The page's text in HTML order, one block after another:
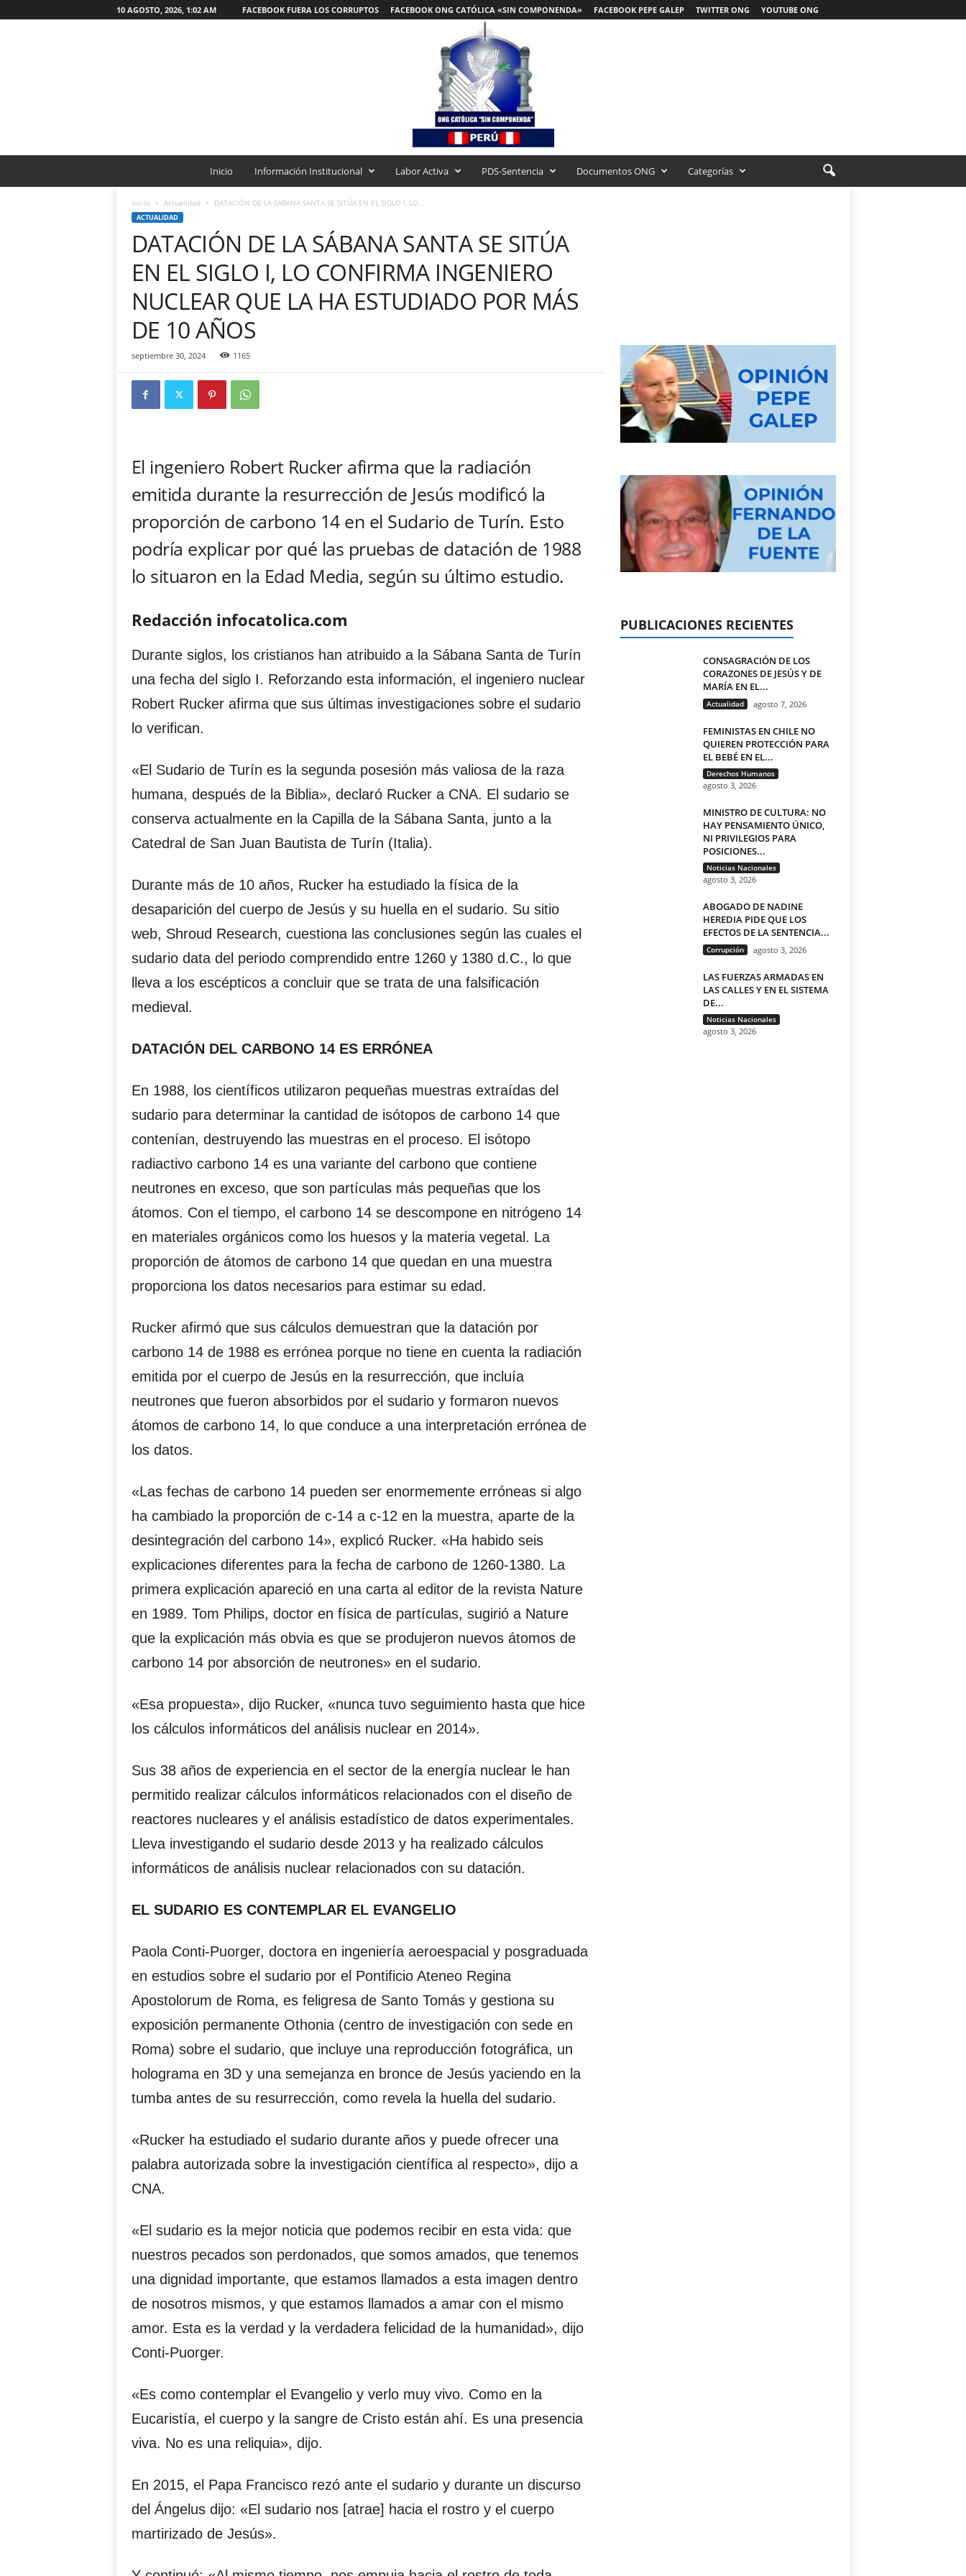
10 AGOSTO, 2026, 1:02 AM FACEBOOK FUERA LOS CORRUPTOS FACEBOOK ONG CATÓLICA «SIN COMPONENDA» FACEBOOK PEPE GALEP TWITTER ONG YOUTUBE ONG
W
b
Inicio Información Institucional Labor Activa PDS-Sentencia Documentos ONG Categorías
Inicio Actualidad DATACIÓN DE LA SÁBANA SANTA SE SITÚA EN EL SIGLO I, LO...
ACTUALIDAD
DATACIÓN DE LA SÁBANA SANTA SE SITÚA
EN EL SIGLO I, LO CONFIRMA INGENIERO
NUCLEAR QUE LA HA ESTUDIADO POR MÁS
DE 10 AÑOS
septiembre 30, 2024 1165
El ingeniero Robert Rucker afirma que la radiación
emitida durante la resurrección de Jesús modificó la
proporción de carbono 14 en el Sudario de Turín. Esto
podría explicar por qué las pruebas de datación de 1988
lo situaron en la Edad Media, según su último estudio.
Redacción infocatolica.com
Durante siglos, los cristianos han atribuido a la Sábana Santa de Turín
una fecha del siglo I. Reforzando esta información, el ingeniero nuclear
Robert Rucker afirma que sus últimas investigaciones sobre el sudario
lo verifican.
«El Sudario de Turín es la segunda posesión más valiosa de la raza
humana, después de la Biblia», declaró Rucker a CNA. El sudario se
conserva actualmente en la Capilla de la Sábana Santa, junto a la
Catedral de San Juan Bautista de Turín (Italia).
Durante más de 10 años, Rucker ha estudiado la física de la
desaparición del cuerpo de Jesús y su huella en el sudario. Su sitio
web, Shroud Research, cuestiona las conclusiones según las cuales el
sudario data del periodo comprendido entre 1260 y 1380 d.C., lo que
lleva a los escépticos a concluir que se trata de una falsificación
medieval.
DATACIÓN DEL CARBONO 14 ES ERRÓNEA
En 1988, los científicos utilizaron pequeñas muestras extraídas del
sudario para determinar la cantidad de isótopos de carbono 14 que
contenían, destruyendo las muestras en el proceso. El isótopo
radiactivo carbono 14 es una variante del carbono que contiene
neutrones en exceso, que son partículas más pequeñas que los
átomos. Con el tiempo, el carbono 14 se descompone en nitrógeno 14
en materiales orgánicos como los huesos y la materia vegetal. La
proporción de átomos de carbono 14 que quedan en una muestra
proporciona los datos necesarios para estimar su edad.
Rucker afirmó que sus cálculos demuestran que la datación por
carbono 14 de 1988 es errónea porque no tiene en cuenta la radiación
emitida por el cuerpo de Jesús en la resurrección, que incluía
neutrones que fueron absorbidos por el sudario y formaron nuevos
átomos de carbono 14, lo que conduce a una interpretación errónea de
los datos.
«Las fechas de carbono 14 pueden ser enormemente erróneas si algo
ha cambiado la proporción de c-14 a c-12 en la muestra, aparte de la
desintegración del carbono 14», explicó Rucker. «Ha habido seis
explicaciones diferentes para la fecha de carbono de 1260-1380. La
primera explicación apareció en una carta al editor de la revista Nature
en 1989. Tom Philips, doctor en física de partículas, sugirió a Nature
que la explicación más obvia es que se produjeron nuevos átomos de
carbono 14 por absorción de neutrones» en el sudario.
«Esa propuesta», dijo Rucker, «nunca tuvo seguimiento hasta que hice
los cálculos informáticos del análisis nuclear en 2014».
Sus 38 años de experiencia en el sector de la energía nuclear le han
permitido realizar cálculos informáticos relacionados con el diseño de
reactores nucleares y el análisis estadístico de datos experimentales.
Lleva investigando el sudario desde 2013 y ha realizado cálculos
informáticos de análisis nuclear relacionados con su datación.
EL SUDARIO ES CONTEMPLAR EL EVANGELIO
Paola Conti-Puorger, doctora en ingeniería aeroespacial y posgraduada
en estudios sobre el sudario por el Pontificio Ateneo Regina
Apostolorum de Roma, es feligresa de Santo Tomás y gestiona su
exposición permanente Othonia (centro de investigación con sede en
Roma) sobre el sudario, que incluye una reproducción fotográfica, un
holograma en 3D y una semejanza en bronce de Jesús yaciendo en la
tumba antes de su resurrección, como revela la huella del sudario.
«Rucker ha estudiado el sudario durante años y puede ofrecer una
palabra autorizada sobre la investigación científica al respecto», dijo a
CNA.
«El sudario es la mejor noticia que podemos recibir en esta vida: que
nuestros pecados son perdonados, que somos amados, que tenemos
una dignidad importante, que estamos llamados a esta imagen dentro
de nosotros mismos, y que estamos llamados a amar con el mismo
amor. Esta es la verdad y la verdadera felicidad de la humanidad», dijo
Conti-Puorger.
«Es como contemplar el Evangelio y verlo muy vivo. Como en la
Eucaristía, el cuerpo y la sangre de Cristo están ahí. Es una presencia
viva. No es una reliquia», dijo.
En 2015, el Papa Francisco rezó ante el sudario y durante un discurso
del Ángelus dijo: «El sudario nos [atrae] hacia el rostro y el cuerpo
martirizado de Jesús».
PUBLICACIONES RECIENTES
CONSAGRACIÓN DE LOS
CORAZONES DE JESÚS Y DE
MARÍA EN EL...
Actualidad agosto 7, 2026
FEMINISTAS EN CHILE NO
QUIEREN PROTECCIÓN PARA
EL BEBÉ EN EL...
Derechos Humanos
agosto 3, 2026
MINISTRO DE CULTURA: NO
HAY PENSAMIENTO ÚNICO,
NI PRIVILEGIOS PARA
POSICIONES...
Noticias Nacionales
agosto 3, 2026
ABOGADO DE NADINE
HEREDIA PIDE QUE LOS
EFECTOS DE LA SENTENCIA...
Corrupción agosto 3, 2026
LAS FUERZAS ARMADAS EN
LAS CALLES Y EN EL SISTEMA
DE...
Noticias Nacionales
agosto 3, 2026